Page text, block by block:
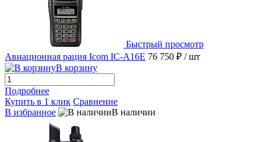
Быстрый просмотр
Авиационная рация Icom IC-A16E 76 750 ₽ / шт
В корзину
Подробнее
Купить в 1 клик Сравнение
В избранное
В наличии